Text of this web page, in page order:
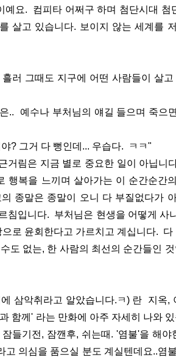
예요. 컴피타 어쩌구 하며 첨단시대
살고 있습니다. 보이지 않는 세계를
러 그때도 지구에 어떤 사람들이 살
.. 예수나 부처님의 얘길 들으며 죽으
? 그거 다 뻥인데... 우습다. ㅋㅋ"
거림은 지금 별로 중요한 일이 아닙니
행복을 느끼며 살아가는 이 순간순간
종말은 종말이 오니 다 부질없다가
침입니다. 부처님은 현생을 어떻게 사
으로 윤회한다고 가르치고 계십니다.
도 없는, 한 사람의 최선의 순간들인
삼악취라고 알았습니다.ㅋ) 란 지옥,
함께' 라는 만화에 아주 자세히 나와
들기전, 잠깬후, 쉬는때. '염불'을 해
고 의심을 품으실 분도 계실텐데요..염